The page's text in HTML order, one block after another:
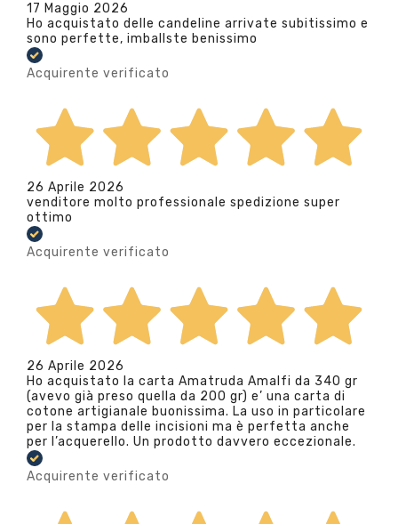
17 Maggio 2026
Ho acquistato delle candeline arrivate subitissimo e
sono perfette, imballste benissimo
Acquirente verificato
26 Aprile 2026
venditore molto professionale spedizione super
ottimo
Acquirente verificato
26 Aprile 2026
Ho acquistato la carta Amatruda Amalfi da 340 gr
(avevo già preso quella da 200 gr) e’ una carta di
cotone artigianale buonissima. La uso in particolare
per la stampa delle incisioni ma è perfetta anche
per l’acquerello. Un prodotto davvero eccezionale.
Acquirente verificato